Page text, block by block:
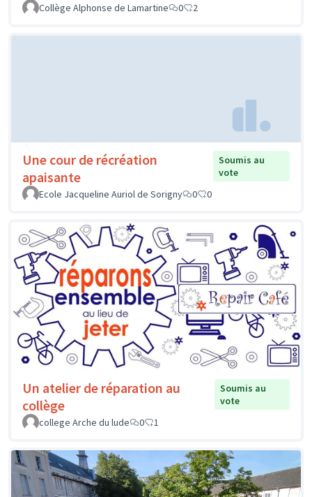
Collège Alphonse de Lamartine 0 2
Une cour de récréation
apaisante
Soumis au
vote
Ecole Jacqueline Auriol de Sorigny
0 0
Un atelier de réparation au
collège
Soumis au
vote
college Arche du lude
0 1